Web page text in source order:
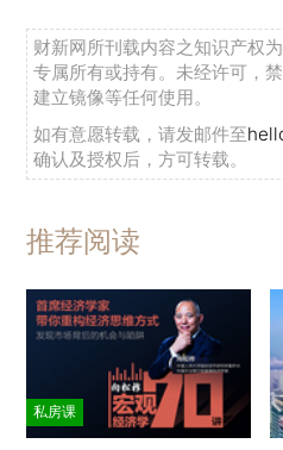
财新网所刊载内容之知识产权
专属所有或持有。未经许可，
建立镜像等任何使用。
如有意愿转载，请发邮件至
确认及授权后，方可转载。
推荐阅读
私房课